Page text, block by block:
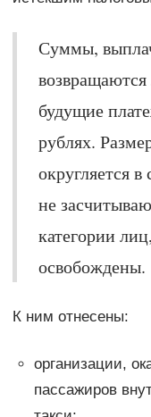
Суммы,
будущие
рублях.
округляется
не
категории
освобождены.
К ним отнесены:
организации,
пассажиров